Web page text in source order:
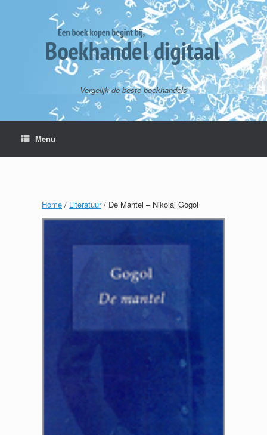
Vergelijk de beste boekhandels
Menu
Home / Literatuur/ De Mantel – Nikolaj Gogol